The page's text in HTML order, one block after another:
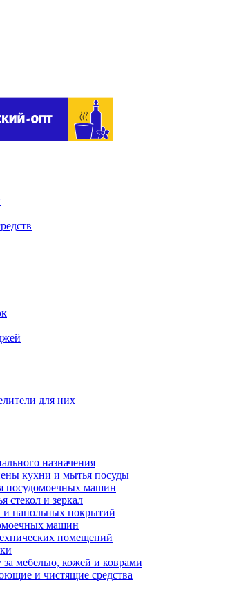
для них
назначения
кухни и мытья посуды
посудомоечных машин
стекол и зеркал
и напольных покрытий
машин
помещений
мебелью, кожей и коврами
и чистящие средства